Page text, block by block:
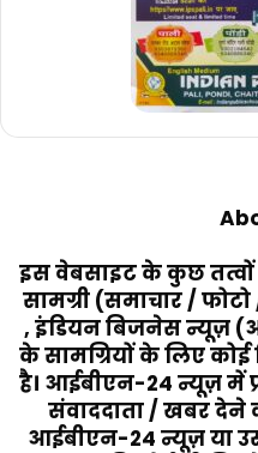
इस वेबसाइट के कुछ तत्वों
सामग्री (समाचार /
, इंडियन बिजनेस न्यूज़
के सामग्रियों के लिए कोई
है। आईबीएन-24 न्यूज़ में
संवाददाता / खबर देने
आईबीएन-24 न्यूज़ या